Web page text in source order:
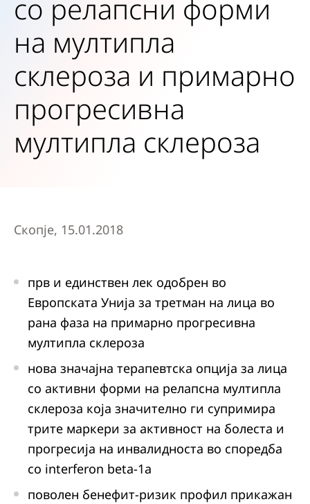
со релапсни форми
на мултипла
склероза и примарно
прогресивна
мултипла склероза
Скопје, 15.01.2018
прв и единствен лек одобрен во
Европската Унија за третман на лица во
рана фаза на примарно прогресивна
мултипла склероза
нова значајна терапевтска опција за лица
со активни форми на релапсна мултипла
склероза која значително ги супримира
трите маркери за активност на болеста и
прогресија на инвалидноста во споредба
со interferon beta-1a
поволен бенефит-ризик профил прикажан